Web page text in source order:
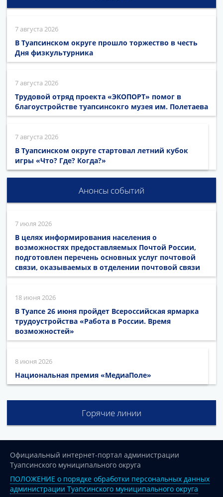
7 августа 2026
В Туапсинском округе прошло торжество в честь
Дня физкультурника
7 августа 2026
Трудовой отряд проекта «ЭКОПОРТ» помог в
благоустройстве туапсинсокго музея им. Полетаева
7 августа 2026
В Туапсинском округе стартовал летний кубок
игры «Что? Где? Когда?»
Анонсы событий
7 июля 2026
В целях информирования населения о
возможностях предоставляемых Почтой России,
подготовлен перечень основных услуг почтовой
связи, оказываемых в отделении почтовой связи
18 июня 2026
В Туапсе 26 июня пройдет Всероссийская ярмарка
трудоустройства «Работа в России. Время
возможностей»
8 июня 2026
Национальная премия «МедиаПоле»
Горячие линии
Официальный интернет-портал администрации
Туапсинского муниципального округа
ПОЛОЖЕНИЕ о порядке обработки персональных данных
администрации Туапсинского муниципального округа